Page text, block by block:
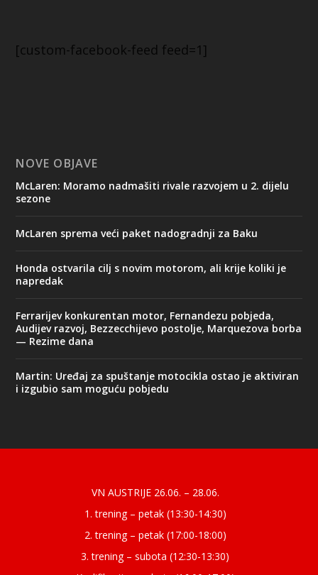
[custom-facebook-feed feed=1]
NOVE OBJAVE
McLaren: Moramo nadmašiti rivale razvojem u 2. dijelu
sezone
McLaren sprema veći paket nadogradnji za Baku
Honda ostvarila cilj s novim motorom, ali krije koliki je
napredak
Ferrarijev konkurentan motor, Fernandezu pobjeda,
Audijev razvoj, Bezzecchijevo postolje, Marquezova borba
— Rezime dana
Martin: Uređaj za spuštanje motocikla ostao je aktiviran
i izgubio sam moguću pobjedu
VN AUSTRIJE 26.06. – 28.06.
1. trening – petak (13:30-14:30)
2. trening – petak (17:00-18:00)
3. trening – subota (12:30-13:30)